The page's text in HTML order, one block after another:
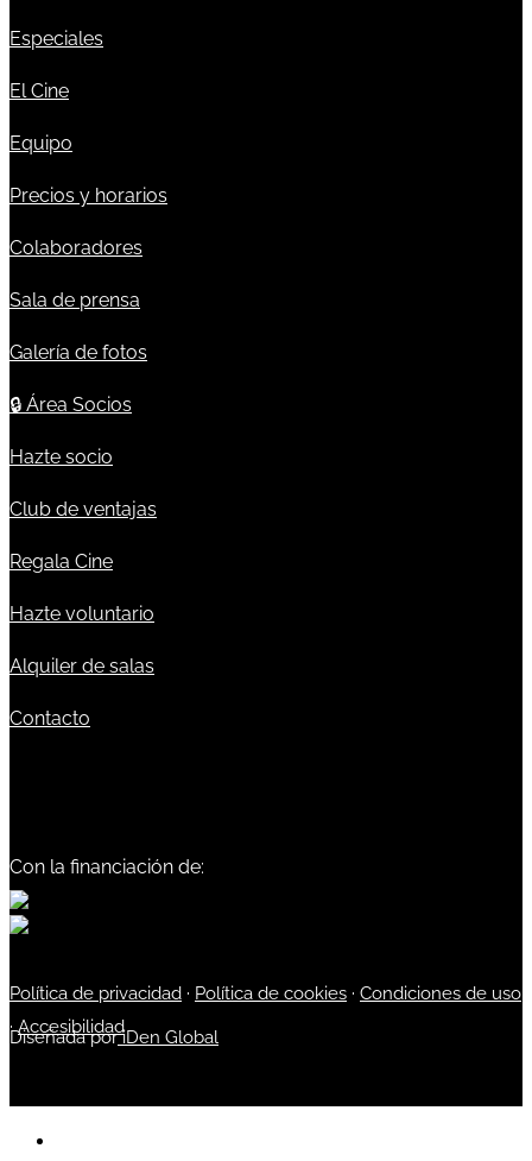
Especiales
El Cine
Equipo
Precios y horarios
Colaboradores
Sala de prensa
Galería de fotos
🔒 Área Socios
Hazte socio
Club de ventajas
Regala Cine
Hazte voluntario
Alquiler de salas
Contacto
Con la financiación de:
Política de privacidad · Política de cookies · Condiciones de uso
·Accesibilidad
Diseñada poriDen Global